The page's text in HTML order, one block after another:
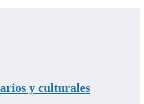
y culturales